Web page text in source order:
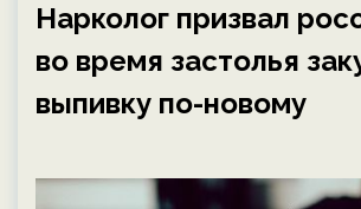
Нарколог призвал
во время застолья
выпивку по-новому